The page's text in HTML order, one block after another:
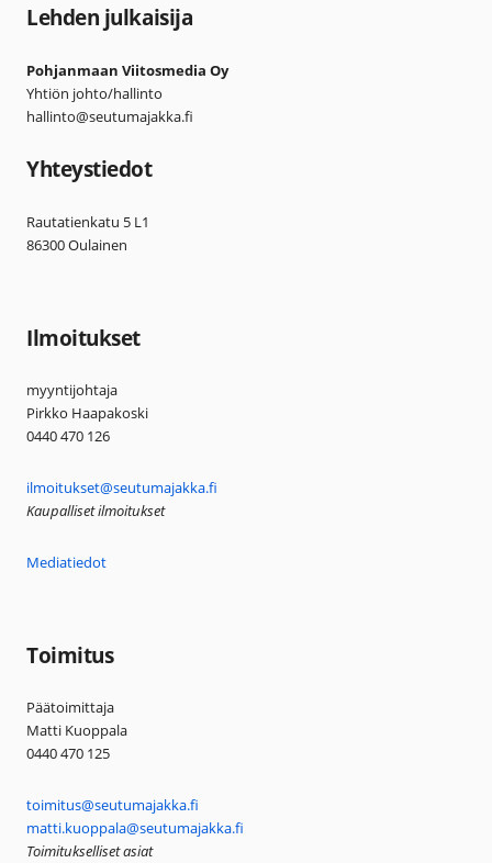
Lehden julkaisija
Pohjanmaan Viitosmedia Oy
Yhtiön johto/hallinto
hallinto@seutumajakka.fi
Yhteystiedot
Rautatienkatu 5 L1
86300 Oulainen
Ilmoitukset
myyntijohtaja
Pirkko Haapakoski
0440 470 126
ilmoitukset@seutumajakka.fi
Kaupalliset ilmoitukset
Mediatiedot
Toimitus
Päätoimittaja
Matti Kuoppala
0440 470 125
toimitus@seutumajakka.fi
matti.kuoppala@seutumajakka.fi
Toimitukselliset asiat